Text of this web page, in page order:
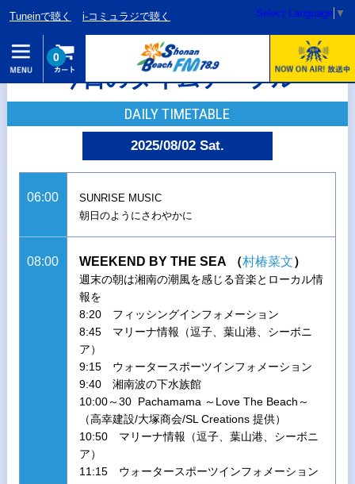
Tuneinで聴く i-コミュラジで聴く Select Language ▼
0
今日のタイムテーブル
DAILY TIMETABLE
2025/08/02 Sat.
06:00
SUNRISE MUSIC
朝日のようにさわやかに
08:00 WEEKEND BY THE SEA （村椿菜文）
週末の朝は湘南の潮風を感じる音楽とローカル情
報を
8:20 フィッシングインフォメーション
8:45 マリーナ情報（逗子、葉山港、シーボニ
ア）
9:15 ウォータースポーツインフォメーション
9:40 湘南波の下水族館
10:00～30 Pachamama ～Love The Beach～
（高幸建設/大塚商会/SL Creations 提供）
10:50 マリーナ情報（逗子、葉山港、シーボニ
ア）
11:15 ウォータースポーツインフォメーション